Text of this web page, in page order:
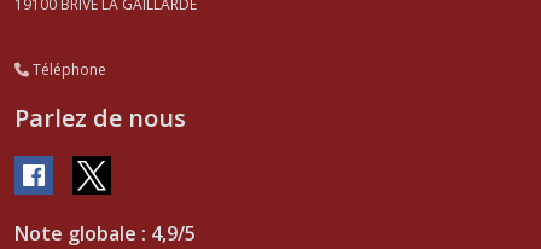
Téléphone
Parlez de nous
Note globale : 4,9/5